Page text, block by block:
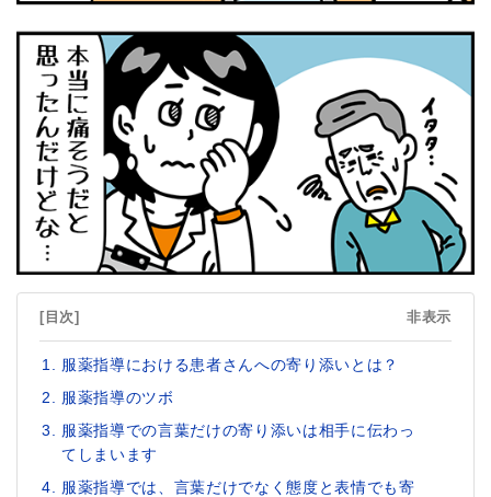
[目次] 非表示
服薬指導における患者さんへの寄り添いとは？
服薬指導のツボ
服薬指導での言葉だけの寄り添いは相手に伝わっ
てしまいます
服薬指導では、言葉だけでなく態度と表情でも寄